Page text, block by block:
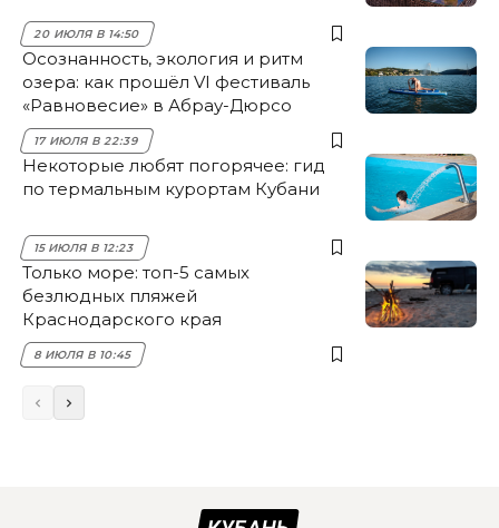
20 ИЮЛЯ В 14:50
Осознанность, экология и ритм
озера: как прошёл VI фестиваль
«Равновесие» в Абрау-Дюрсо
17 ИЮЛЯ В 22:39
Некоторые любят погорячее: гид
по термальным курортам Кубани
15 ИЮЛЯ В 12:23
Только море: топ-5 самых
безлюдных пляжей
Краснодарского края
8 ИЮЛЯ В 10:45